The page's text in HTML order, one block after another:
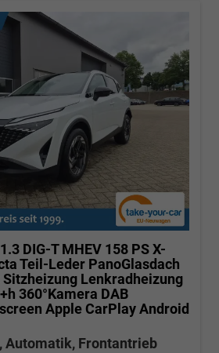
1.3 DIG-T MHEV 158 PS X-
Teil-Leder PanoGlasdach
Lenkradheizung
360°Kamera DAB
Apple CarPlay Android
Automatik, Frontantrieb